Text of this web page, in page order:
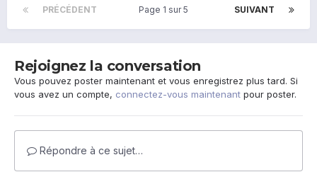
PRÉCÉDENT SUIVANT
Page 1 sur 5
Rejoignez la conversation
Vous pouvez poster maintenant et vous enregistrez plus tard. Si
vous avez un compte, connectez-vous maintenant pour poster.
Répondre à ce sujet…